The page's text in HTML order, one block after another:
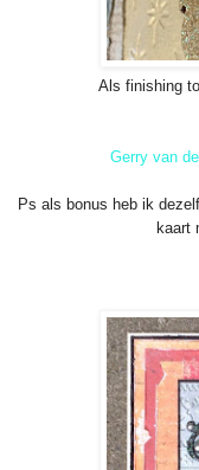
Als finishing
Gerry van
Ps als bonus heb ik
kaart